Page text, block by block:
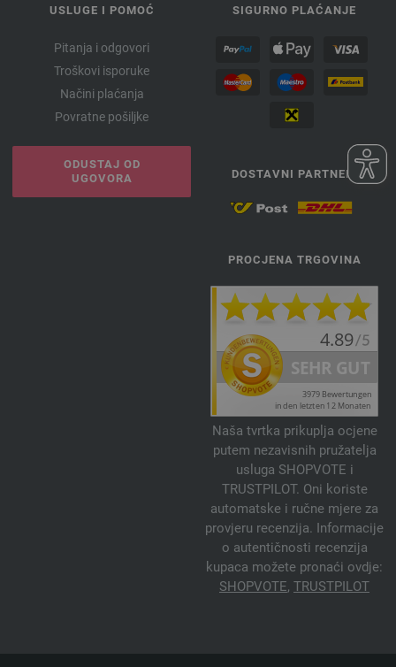
USLUGE I POMOĆ
Pitanja i odgovori
Troškovi isporuke
Načini plaćanja
Povratne pošiljke
ODUSTAJ OD
UGOVORA
SIGURNO PLAĆANJE
DOSTAVNI PARTNERI
PROCJENA TRGOVINA
Naša tvrtka prikuplja ocjene
putem nezavisnih pružatelja
usluga SHOPVOTE i
TRUSTPILOT. Oni koriste
automatske i ručne mjere za
provjeru recenzija. Informacije
o autentičnosti recenzija
kupaca možete pronaći ovdje:
SHOPVOTE, TRUSTPILOT